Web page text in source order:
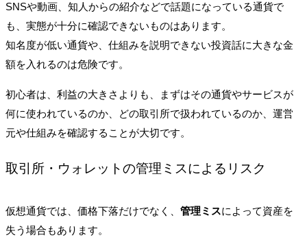
SNSや動画、知人からの紹介などで話題になっている通貨で
も、実態が十分に確認できないものはあります。
知名度が低い通貨や、仕組みを説明できない投資話に大きな金
額を入れるのは危険です。
初心者は、利益の大きさよりも、まずはその通貨やサービスが
何に使われているのか、どの取引所で扱われているのか、運営
元や仕組みを確認することが大切です。
取引所・ウォレットの管理ミスによるリスク
仮想通貨では、価格下落だけでなく、 管理ミスによって資産を
失う場合もあります。